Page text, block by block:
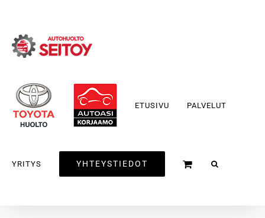
content
ETUSIVU PALVELUT
YRITYS YHTEYSTIEDOT